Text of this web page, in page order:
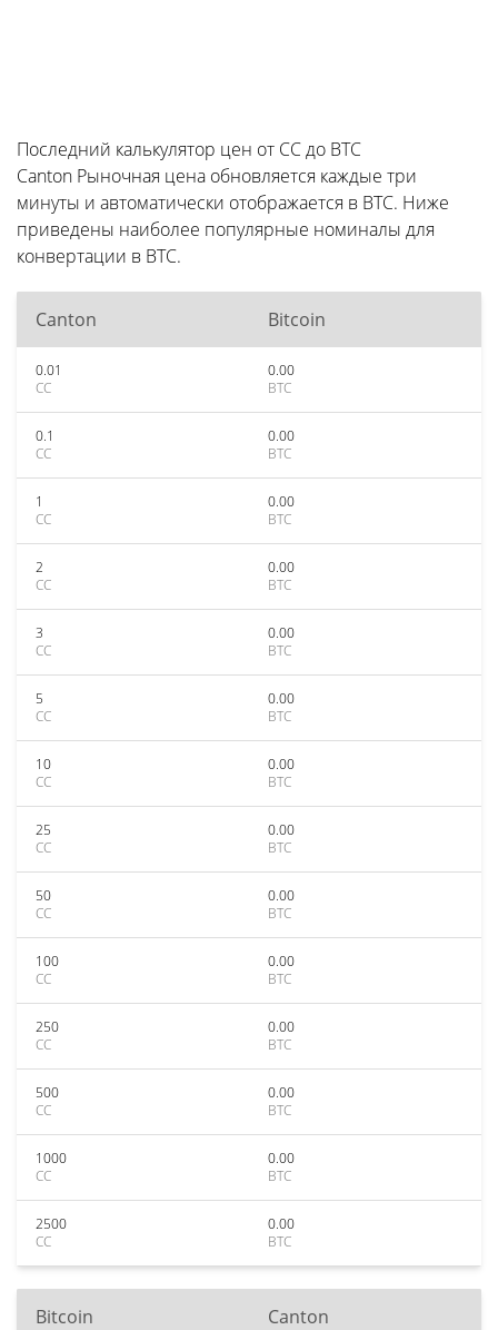
Последний калькулятор цен от CC до BTC
Canton Рыночная цена обновляется каждые три
минуты и автоматически отображается в BTC. Ниже
приведены наиболее популярные номиналы для
конвертации в BTC.
Canton Bitcoin
0.01
CC
0.00
BTC
0.1
CC
0.00
BTC
1
CC
0.00
BTC
2
CC
0.00
BTC
3
CC
0.00
BTC
5
CC
0.00
BTC
10
CC
0.00
BTC
25
CC
0.00
BTC
50
CC
0.00
BTC
100
CC
0.00
BTC
250
CC
0.00
BTC
500
CC
0.00
BTC
1000
CC
0.00
BTC
2500
CC
0.00
BTC
Bitcoin Canton